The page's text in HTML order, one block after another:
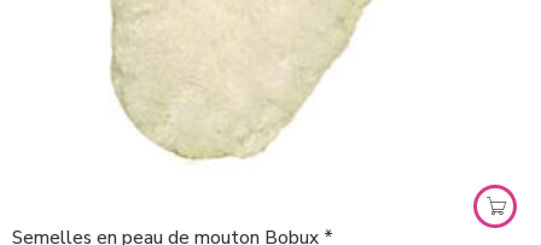
Semelles en peau de mouton Bobux *